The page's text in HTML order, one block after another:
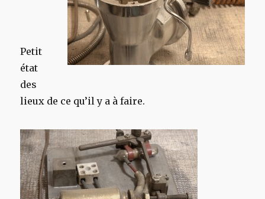
Petit
état
des
lieux de ce qu’il y a à faire.